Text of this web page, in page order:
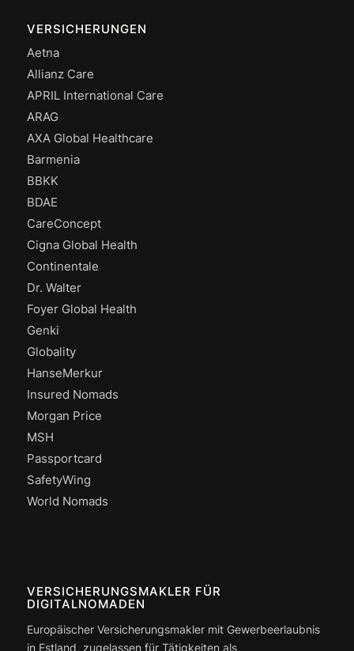
VERSICHERUNGEN
Aetna
Allianz Care
APRIL International Care
ARAG
AXA Global Healthcare
Barmenia
BBKK
BDAE
CareConcept
Cigna Global Health
Continentale
Dr. Walter
Foyer Global Health
Genki
Globality
HanseMerkur
Insured Nomads
Morgan Price
MSH
Passportcard
SafetyWing
World Nomads
VERSICHERUNGSMAKLER FÜR
DIGITALNOMADEN
Europäischer Versicherungsmakler mit Gewerbeerlaubnis
in Estland, zugelassen für Tätigkeiten als